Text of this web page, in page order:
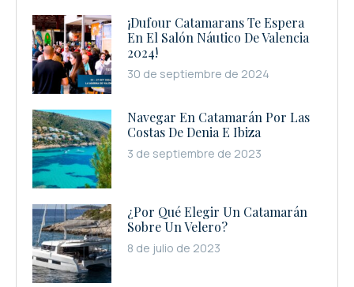
¡Dufour Catamarans Te Espera
En El Salón Náutico De Valencia
2024!
30 de septiembre de 2024
Navegar En Catamarán Por Las
Costas De Denia E Ibiza
3 de septiembre de 2023
¿Por Qué Elegir Un Catamarán
Sobre Un Velero?
8 de julio de 2023